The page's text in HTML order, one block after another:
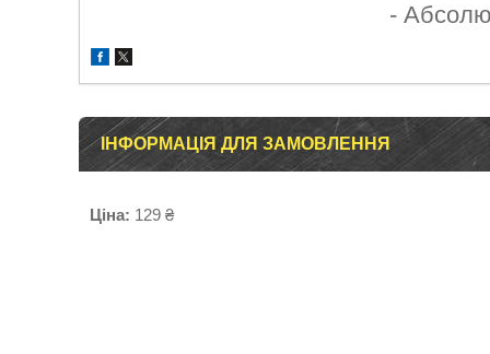
-
ІНФОРМАЦІЯ ДЛЯ ЗАМОВЛЕННЯ
Ціна: 129 ₴